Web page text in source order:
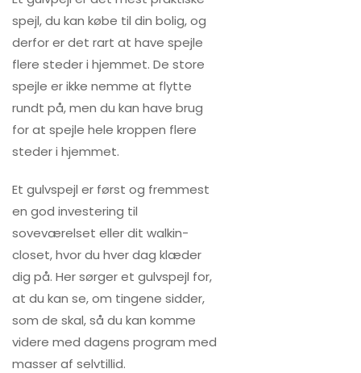
spejl, du kan købe til din bolig, og
derfor er det rart at have spejle
flere steder i hjemmet. De store
spejle er ikke nemme at flytte
rundt på, men du kan have brug
for at spejle hele kroppen flere
steder i hjemmet.
Et gulvspejl er først og fremmest
en god investering til
soveværelset eller dit walkin-
closet, hvor du hver dag klæder
dig på. Her sørger et gulvspejl for,
at du kan se, om tingene sidder,
som de skal, så du kan komme
videre med dagens program med
masser af selvtillid.